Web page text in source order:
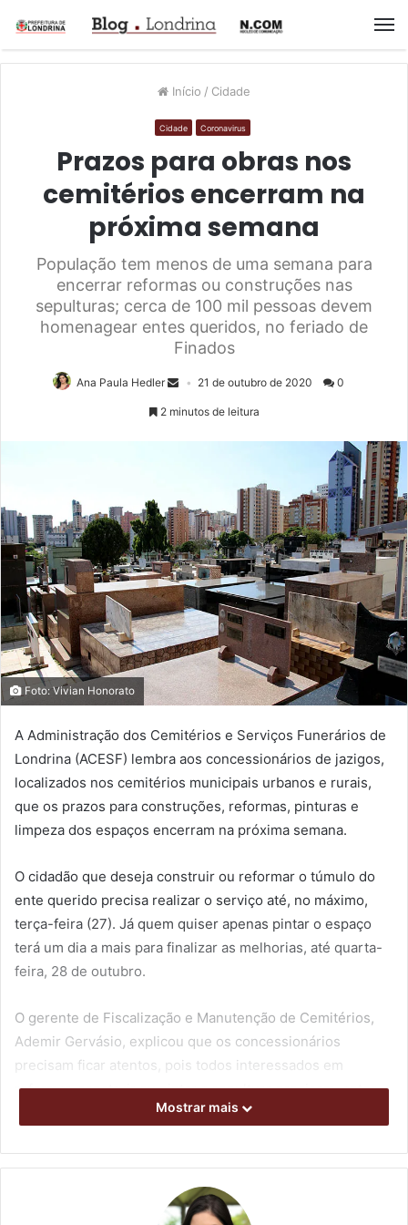
Início / Cidade
Cidade Coronavirus
Prazos para obras nos
cemitérios encerram na
próxima semana
População tem menos de uma semana para
encerrar reformas ou construções nas
sepulturas; cerca de 100 mil pessoas devem
homenagear entes queridos, no feriado de
Finados
Ana Paula Hedler 21 de outubro de 2020 0
2 minutos de leitura
Foto: Vivian Honorato
A Administração dos Cemitérios e Serviços Funerários de
Londrina (ACESF) lembra aos concessionários de jazigos,
localizados nos cemitérios municipais urbanos e rurais,
que os prazos para construções, reformas, pinturas e
limpeza dos espaços encerram na próxima semana.
O cidadão que deseja construir ou reformar o túmulo do
ente querido precisa realizar o serviço até, no máximo,
terça-feira (27). Já quem quiser apenas pintar o espaço
terá um dia a mais para finalizar as melhorias, até quarta-
feira, 28 de outubro.
O gerente de Fiscalização e Manutenção de Cemitérios,
Ademir Gervásio, explicou que os concessionários
precisam ficar atentos, pois todos interessados em
reformar, construir ou pintar a sepultura precisam, antes
de começar as obras, retirar a guia de autorização para o
às 14h, na Divisão de Cemitérios da ACESF, na Avenida
Juscelino Kubitschek, 2.948.
Mostrar mais